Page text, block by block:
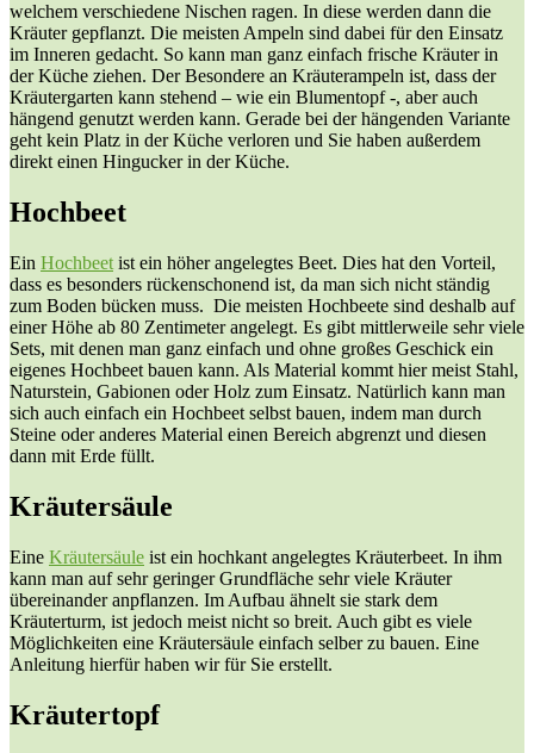
welchem verschiedene Nischen ragen. In diese werden dann die
Kräuter gepflanzt. Die meisten Ampeln sind dabei für den Einsatz
im Inneren gedacht. So kann man ganz einfach frische Kräuter in
der Küche ziehen. Der Besondere an Kräuterampeln ist, dass der
Kräutergarten kann stehend – wie ein Blumentopf -, aber auch
hängend genutzt werden kann. Gerade bei der hängenden Variante
geht kein Platz in der Küche verloren und Sie haben außerdem
direkt einen Hingucker in der Küche.
Hochbeet
Ein Hochbeet ist ein höher angelegtes Beet. Dies hat den Vorteil,
dass es besonders rückenschonend ist, da man sich nicht ständig
zum Boden bücken muss. Die meisten Hochbeete sind deshalb auf
einer Höhe ab 80 Zentimeter angelegt. Es gibt mittlerweile sehr viele
Sets, mit denen man ganz einfach und ohne großes Geschick ein
eigenes Hochbeet bauen kann. Als Material kommt hier meist Stahl,
Naturstein, Gabionen oder Holz zum Einsatz. Natürlich kann man
sich auch einfach ein Hochbeet selbst bauen, indem man durch
Steine oder anderes Material einen Bereich abgrenzt und diesen
dann mit Erde füllt.
Kräutersäule
Eine Kräutersäule ist ein hochkant angelegtes Kräuterbeet. In ihm
kann man auf sehr geringer Grundfläche sehr viele Kräuter
übereinander anpflanzen. Im Aufbau ähnelt sie stark dem
Kräuterturm, ist jedoch meist nicht so breit. Auch gibt es viele
Möglichkeiten eine Kräutersäule einfach selber zu bauen. Eine
Anleitung hierfür haben wir für Sie erstellt.
Kräutertopf